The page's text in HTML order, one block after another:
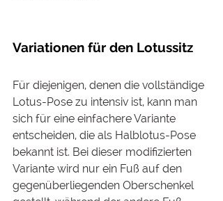
Variationen für den Lotussitz
Für diejenigen, denen die vollständige
Lotus-Pose zu intensiv ist, kann man
sich für eine einfachere Variante
entscheiden, die als Halblotus-Pose
bekannt ist. Bei dieser modifizierten
Variante wird nur ein Fuß auf den
gegenüberliegenden Oberschenkel